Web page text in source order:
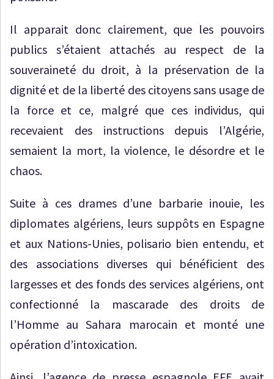
Il apparait donc clairement, que les pouvoirs
publics s’étaient attachés au respect de la
souveraineté du droit, à la préservation de la
dignité et de la liberté des citoyens sans usage de
la force et ce, malgré que ces individus, qui
recevaient des instructions depuis l’Algérie,
semaient la mort, la violence, le désordre et le
chaos.
Suite à ces drames d’une barbarie inouie, les
diplomates algériens, leurs suppôts en Espagne
et aux Nations-Unies, polisario bien entendu, et
des associations diverses qui bénéficient des
largesses et des fonds des services algériens, ont
confectionné la mascarade des droits de
l’Homme au Sahara marocain et monté une
opération d’intoxication.